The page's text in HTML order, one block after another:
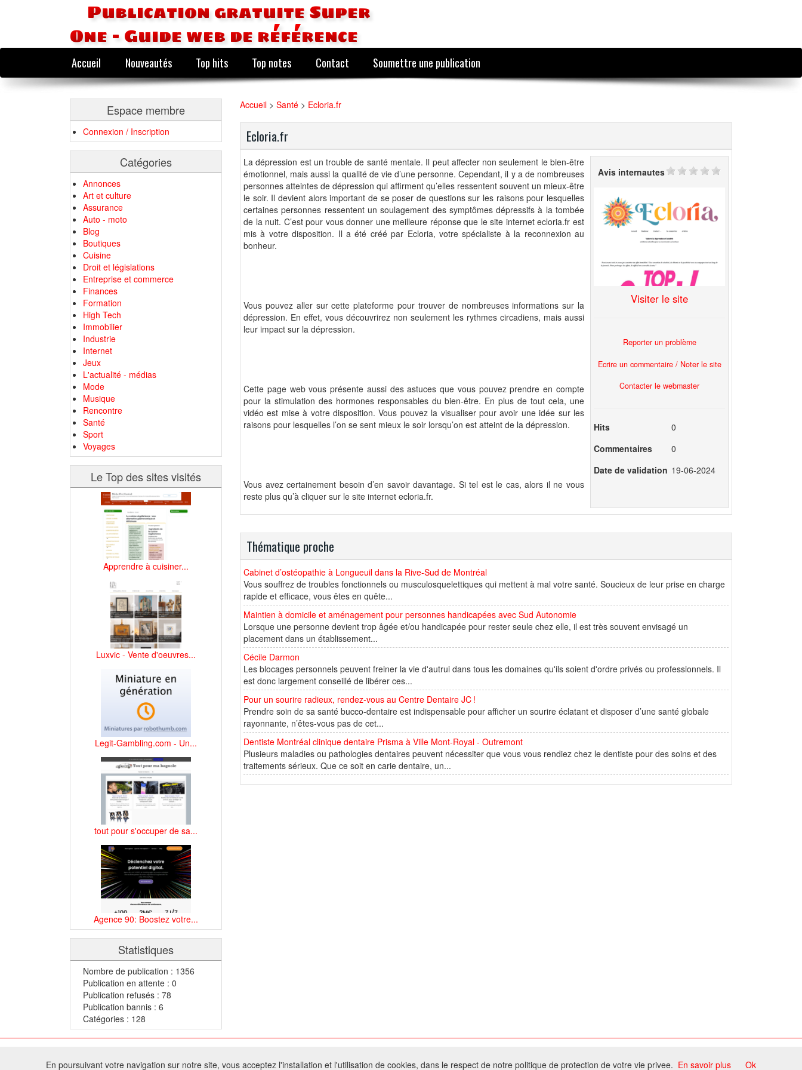
Publication gratuite Super
One - Guide web de référence
Accueil Nouveautés Top hits Top notes Contact Soumettre une publication
Espace membre
Connexion / Inscription
Catégories
Annonces
Art et culture
Assurance
Auto - moto
Blog
Boutiques
Cuisine
Droit et législations
Entreprise et commerce
Finances
Formation
High Tech
Immobilier
Industrie
Internet
Jeux
L'actualité - médias
Mode
Musique
Rencontre
Santé
Sport
Voyages
Le Top des sites visités
Apprendre à cuisiner...
Luxvic - Vente d'oeuvres...
Legit-Gambling.com - Un...
tout pour s'occuper de sa...
Agence 90: Boostez votre...
Statistiques
Nombre de publication : 1356
Publication en attente : 0
Publication refusés : 78
Publication bannis : 6
Catégories : 128
Accueil > Santé > Ecloria.fr
Ecloria.fr
La dépression est un trouble de santé mentale. Il peut affecter non seulement le bien-être
émotionnel, mais aussi la qualité de vie d’une personne. Cependant, il y a de nombreuses
personnes atteintes de dépression qui affirment qu’elles ressentent souvent un mieux-être
le soir. Il devient alors important de se poser de questions sur les raisons pour lesquelles
certaines personnes ressentent un soulagement des symptômes dépressifs à la tombée
de la nuit. C’est pour vous donner une meilleure réponse que le site internet ecloria.fr est
mis à votre disposition. Il a été créé par Ecloria, votre spécialiste à la reconnexion au
bonheur.
Vous pouvez aller sur cette plateforme pour trouver de nombreuses informations sur la
dépression. En effet, vous découvrirez non seulement les rythmes circadiens, mais aussi
leur impact sur la dépression.
Cette page web vous présente aussi des astuces que vous pouvez prendre en compte
pour la stimulation des hormones responsables du bien-être. En plus de tout cela, une
vidéo est mise à votre disposition. Vous pouvez la visualiser pour avoir une idée sur les
raisons pour lesquelles l’on se sent mieux le soir lorsqu’on est atteint de la dépression.
Vous avez certainement besoin d’en savoir davantage. Si tel est le cas, alors il ne vous
reste plus qu’à cliquer sur le site internet ecloria.fr.
Avis internautes
Visiter le site
Reporter un problème
Ecrire un commentaire / Noter le site
Contacter le webmaster
Hits
0
Commentaires
0
Date de validation 19-06-2024
Thématique proche
Cabinet d’ostéopathie à Longueuil dans la Rive-Sud de Montréal
Vous souffrez de troubles fonctionnels ou musculosquelettiques qui mettent à mal votre santé. Soucieux de leur prise en charge
rapide et efficace, vous êtes en quête...
Maintien à domicile et aménagement pour personnes handicapées avec Sud Autonomie
Lorsque une personne devient trop âgée et/ou handicapée pour rester seule chez elle, il est très souvent envisagé un
placement dans un établissement...
Cécile Darmon
Les blocages personnels peuvent freiner la vie d'autrui dans tous les domaines qu'ils soient d'ordre privés ou professionnels. Il
est donc largement conseillé de libérer ces...
Pour un sourire radieux, rendez-vous au Centre Dentaire JC !
Prendre soin de sa santé bucco-dentaire est indispensable pour afficher un sourire éclatant et disposer d’une santé globale
rayonnante, n’êtes-vous pas de cet...
Dentiste Montréal clinique dentaire Prisma à Ville Mont-Royal - Outremont
Plusieurs maladies ou pathologies dentaires peuvent nécessiter que vous vous rendiez chez le dentiste pour des soins et des
traitements sérieux. Que ce soit en carie dentaire, un...
Tous droits réservés - Toute reproduction du contenu de ce site, même partielle, est interdite sans accord du propriétaire.
En poursuivant votre navigation sur notre site, vous acceptez l'installation et l'utilisation de cookies, dans le respect de notre politique de protection de votre vie privee. En savoir plus Ok